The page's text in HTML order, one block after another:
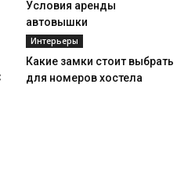
Условия аренды
автовышки
Интерьеры
Какие замки стоит выбрать
для номеров хостела